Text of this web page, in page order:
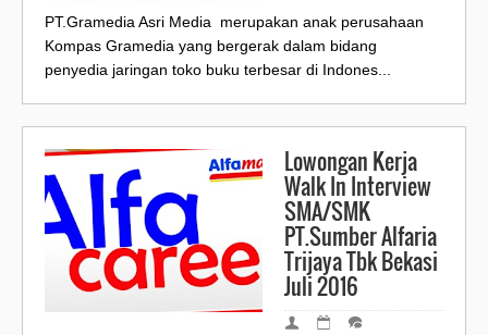
PT.Gramedia Asri Media merupakan anak perusahaan
Kompas Gramedia yang bergerak dalam bidang
penyedia jaringan toko buku terbesar di Indones...
Lowongan Kerja
Walk In Interview
SMA/SMK
PT.Sumber Alfaria
Trijaya Tbk Bekasi
Juli 2016